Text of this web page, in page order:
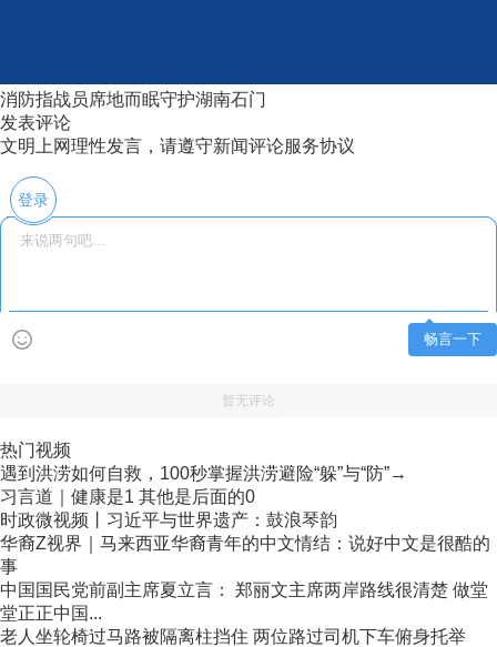
消防指战员席地而眠守护湖南石门
发表评论
文明上网理性发言，请遵守新闻评论服务协议
登录
畅言一下
暂无评论
热门视频
遇到洪涝如何自救，100秒掌握洪涝避险“躲”与“防”→
习言道｜健康是1 其他是后面的0
时政微视频丨习近平与世界遗产：鼓浪琴韵
华裔Z视界｜马来西亚华裔青年的中文情结：说好中文是很酷的
事
中国国民党前副主席夏立言： 郑丽文主席两岸路线很清楚 做堂
堂正正中国...
老人坐轮椅过马路被隔离柱挡住 两位路过司机下车俯身托举